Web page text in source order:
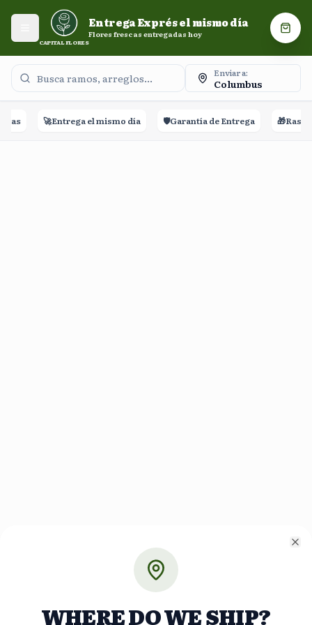
Entrega Exprés el mismo día. Flores frescas entregadas
Abrir menú
CAPITAL FLORES
Entrega Exprés el mismo día
Flores frescas entregadas hoy
Enviar a:
Columbus
🚀Entrega el mismo día 🛡️Garantía de Entrega 🎁
WHERE DO WE SHIP?